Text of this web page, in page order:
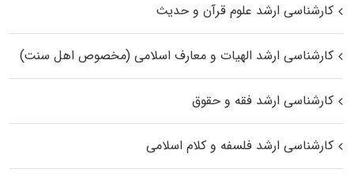
کارشناسی ارشد علوم قرآن و حدیث
کارشناسی ارشد الهیات و معارف اسلامی (مخصوص اهل سنت)
کارشناسی ارشد فقه و حقوق
کارشناسی ارشد فلسفه و کلام اسلامی